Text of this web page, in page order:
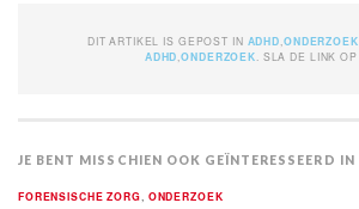
DIT ARTIKEL IS GEPOST IN ADHD ONDERZOEK
ADHD ,ONDERZOEK . SLA DE LINK OP
JE BENT MISSCHIEN OOK GEÏNTERESSEERD IN
FORENSISCHE ZORG ONDERZOEK